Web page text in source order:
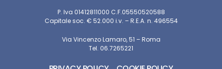
P. Iva 01412811000 C.F.05550520588
Capitale soc. € 52.000 i.v. – R.E.A. n. 496554
Via Vincenzo Lamaro, 51 – Roma
Tel. 06.7265221